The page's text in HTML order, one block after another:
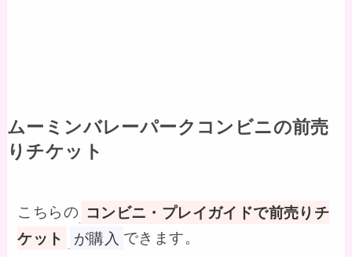
ムーミンバレーパークコンビニの前売
りチケット
こちらの コンビニ・プレイガイドで前売りチ
ケット
が購入 できます。